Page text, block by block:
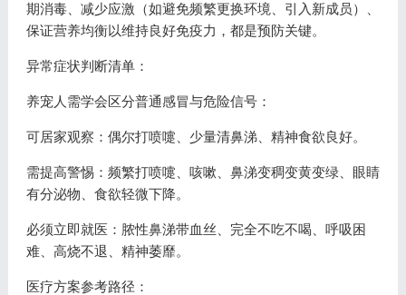
期消毒、减少应激（如避免频繁更换环境、引入新成员）、
保证营养均衡以维持良好免疫力，都是预防关键。
异常症状判断清单：
养宠人需学会区分普通感冒与危险信号：
可居家观察：偶尔打喷嚏、少量清鼻涕、精神食欲良好。
需提高警惕：频繁打喷嚏、咳嗽、鼻涕变稠变黄变绿、眼睛
有分泌物、食欲轻微下降。
必须立即就医：脓性鼻涕带血丝、完全不吃不喝、呼吸困
难、高烧不退、精神萎靡。
医疗方案参考路径：